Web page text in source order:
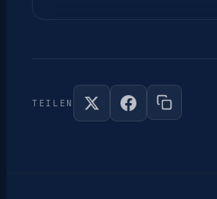
TEILEN